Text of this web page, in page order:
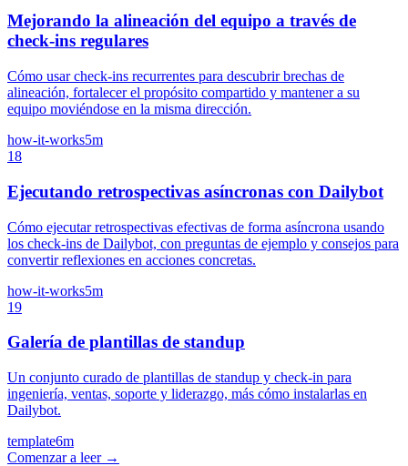
Mejorando la alineación del equipo a través de
check-ins regulares
Cómo usar check-ins recurrentes para descubrir brechas de
alineación, fortalecer el propósito compartido y mantener a su
equipo moviéndose en la misma dirección.
how-it-works5m
18
Ejecutando retrospectivas asíncronas con Dailybot
Cómo ejecutar retrospectivas efectivas de forma asíncrona usando
los check-ins de Dailybot, con preguntas de ejemplo y consejos para
convertir reflexiones en acciones concretas.
how-it-works5m
19
Galería de plantillas de standup
Un conjunto curado de plantillas de standup y check-in para
ingeniería, ventas, soporte y liderazgo, más cómo instalarlas en
Dailybot.
template6m
Comenzar a leer →